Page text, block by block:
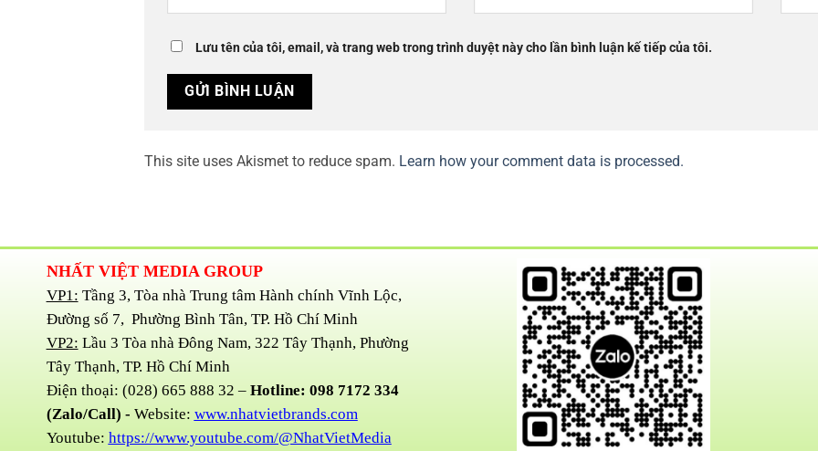
Lưu tên của tôi, email, và trang web trong trình duyệt này cho lần bình luận kế tiếp của tôi.
This site uses Akismet to reduce spam. Learn how your comment data is processed.
NHẤT VIỆT MEDIA GROUP
VP1: Tầng 3, Tòa nhà Trung tâm Hành chính Vĩnh Lộc,
Đường số 7, Phường Bình Tân, TP. Hồ Chí Minh
VP2: Lầu 3 Tòa nhà Đông Nam, 322 Tây Thạnh, Phường
Tây Thạnh, TP. Hồ Chí Minh
Điện thoại: (028) 665 888 32 – Hotline: 098 7172 334
(Zalo/Call) - Website: www.nhatvietbrands.com
Youtube: https://www.youtube.com/@NhatVietMedia